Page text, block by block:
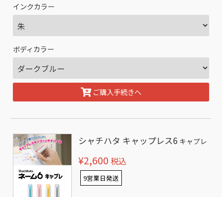
インクカラー
ボディカラー
ご購入手続きへ
シャチハタ キャップレス6 キャプレ
¥2,600 税込
9営業日発送